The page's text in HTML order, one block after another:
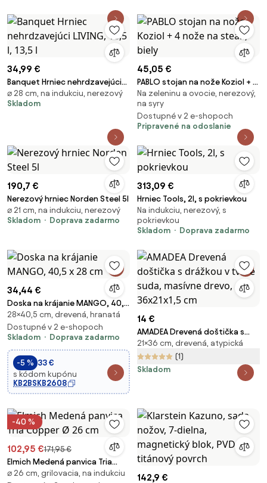
34,99 €
Banquet Hrniec nehrdzavejúci
LIVING, 13,5 l, 13,5 l
⌀ 28 cm, na indukciu, nerezový
Skladom
45,05 €
PABLO stojan na nože Koziol + 4
nože na steak, biely
Na zeleninu a ovocie, nerezový,
na syry
Dostupné v 2 e-shopoch
Pripravené na odoslanie
190,7 €
Nerezový hrniec Norden Steel 5l
⌀ 21 cm, na indukciu, nerezový
Skladom
Doprava zadarmo
313,09 €
Hrniec Tools, 2l, s pokrievkou
Na indukciu, nerezový, s
pokrievkou
Skladom
Doprava zadarmo
34,44 €
Doska na krájanie MANGO, 40,5
x 28 cm
28×40,5 cm, drevená, hranatá
Dostupné v 2 e-shopoch
Skladom
Doprava zadarmo
-5 % 33 €
s kódom kupónu
KB2BSKB2608
14 €
AMADEA Drevená doštička s
drážkou v tvare suda, masívne
drevo, 36x21x1,5 cm
21×36 cm, drevená, atypická
(1)
Skladom
-40 %
102,95 €171,95 €
Elmich Medená panvica Tria
Copper Ø 26 cm
⌀ 26 cm, grilovacia, na indukciu
142,9 €